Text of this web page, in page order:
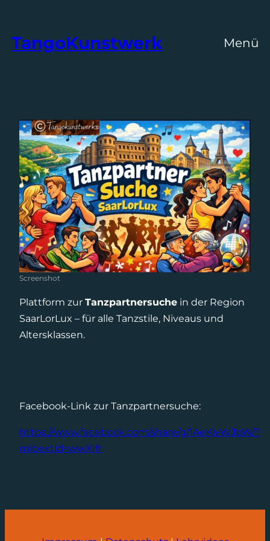
springen
TangoKunstwerk Menü
Screenshot
Plattform zur Tanzpartnersuche in der Region
SaarLorLux – für alle Tanzstile, Niveaus und
Altersklassen.
Facebook-Link zur Tanzpartnersuche:
https://www.facebook.com/share/g/1AeKjvWJbW/?
mibextid=wwXIfr